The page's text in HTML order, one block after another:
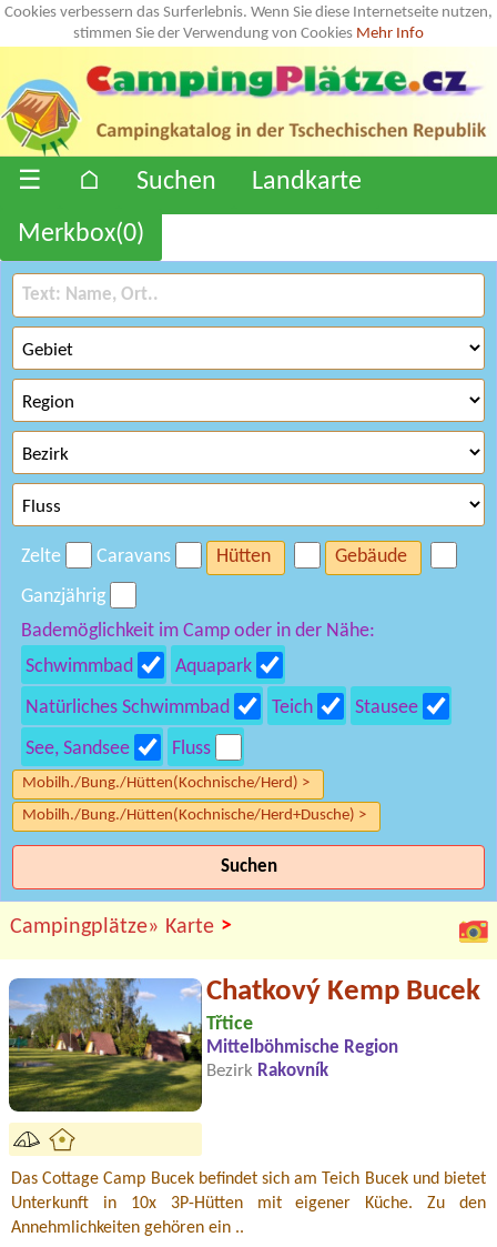
Cookies verbessern das Surferlebnis. Wenn Sie diese Internetseite nutzen,
stimmen Sie der Verwendung von Cookies Mehr Info
☰ ⌂ Suchen
Landkarte
Merkbox(0)
Zelte Caravans Hütten
Gebäude
Ganzjährig
Bademöglichkeit im Camp oder in der Nähe:
Schwimmbad
Aquapark
Natürliches Schwimmbad
Teich
Stausee
See, Sandsee
Fluss
Mobilh./Bung./Hütten(Kochnische/Herd) >
Mobilh./Bung./Hütten(Kochnische/Herd+Dusche) >
Suchen
Campingplätze» Karte >
Chatkový Kemp Bucek
Třtice
Mittelböhmische Region
Bezirk Rakovník
Das Cottage Camp Bucek befindet sich am Teich Bucek und bietet
Unterkunft in 10x 3P-Hütten mit eigener Küche. Zu den
Annehmlichkeiten gehören ein ..